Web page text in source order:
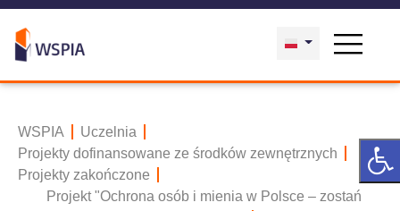
WSPIA
Uczelnia
Projekty dofinansowane ze środków zewnętrznych
Projekty zakończone
Projekt "Ochrona osób i mienia w Polsce – zostań